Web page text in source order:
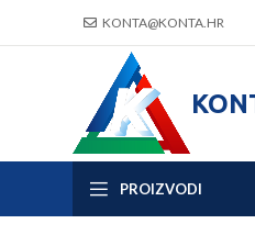
KONTA@KONTA.HR
PROIZVODI